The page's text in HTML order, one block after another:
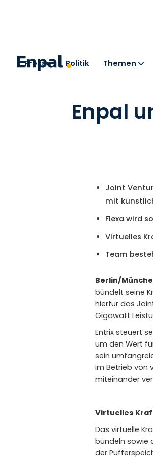
Presse Politik Themen
Enpal
Joint
mit
Flexa wird
Virtuelles
Team
Berlin/
bündelt seine
hierfür das
Gigawatt
Entrix steuert
um den Wert
sein
im Betrieb von
miteinander
Virtuelles
Das virtuelle
bündeln sowie
der